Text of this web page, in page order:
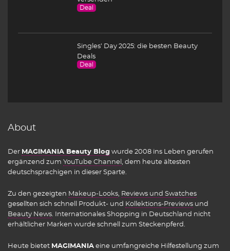
Deal
Singles’ Day 2025: die besten Beauty
Deals
Deal
About
Der MAGIMANIA Beauty Blog wurde 2008 ins Leben gerufen
ergänzend zum YouTube Channel , dem heute ältesten
deutschsprachigen in dieser Sparte.
Zu den gezeigten Makeup-Looks, Reviews und Swatches
gesellten sich schnell Produkt- und Kollektions-Previews und
Beauty News. Internationales Shopping in Deutschland nicht
erhältlicher Marken wurde schnell zum Steckenpferd.
Heute bietet MAGIMANIA eine umfangreiche Hilfestellung zum